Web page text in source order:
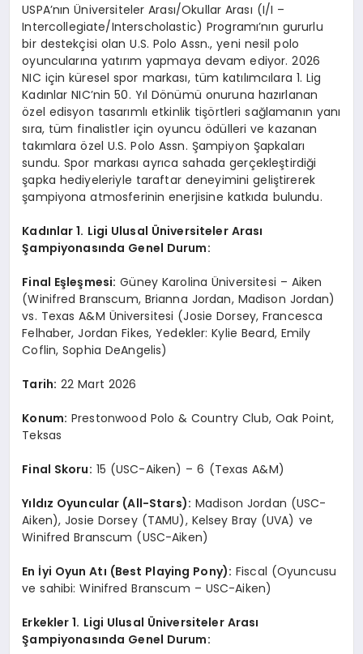
USPA’nın Üniversiteler Arası/Okullar Arası (I/I –
Intercollegiate/Interscholastic) Programı’nın gururlu
bir destekçisi olan U.S. Polo Assn., yeni nesil polo
oyuncularına yatırım yapmaya devam ediyor. 2026
NIC için küresel spor markası, tüm katılımcılara 1. Lig
Kadınlar NIC’nin 50. Yıl Dönümü onuruna hazırlanan
özel edisyon tasarımlı etkinlik tişörtleri sağlamanın yanı
sıra, tüm finalistler için oyuncu ödülleri ve kazanan
takımlara özel U.S. Polo Assn. Şampiyon Şapkaları
sundu. Spor markası ayrıca sahada gerçekleştirdiği
şapka hediyeleriyle taraftar deneyimini geliştirerek
şampiyona atmosferinin enerjisine katkıda bulundu.
Kadınlar 1. Ligi Ulusal Üniversiteler Arası
Şampiyonasında Genel Durum:
Final Eşleşmesi: Güney Karolina Üniversitesi – Aiken
(Winifred Branscum, Brianna Jordan, Madison Jordan)
vs. Texas A&M Üniversitesi (Josie Dorsey, Francesca
Felhaber, Jordan Fikes, Yedekler: Kylie Beard, Emily
Coflin, Sophia DeAngelis)
Tarih: 22 Mart 2026
Konum: Prestonwood Polo & Country Club, Oak Point,
Teksas
Final Skoru: 15 (USC-Aiken) – 6 (Texas A&M)
Yıldız Oyuncular (All-Stars): Madison Jordan (USC-
Aiken), Josie Dorsey (TAMU), Kelsey Bray (UVA) ve
Winifred Branscum (USC-Aiken)
En İyi Oyun Atı (Best Playing Pony): Fiscal (Oyuncusu
ve sahibi: Winifred Branscum – USC-Aiken)
Erkekler 1. Ligi Ulusal Üniversiteler Arası
Şampiyonasında Genel Durum: